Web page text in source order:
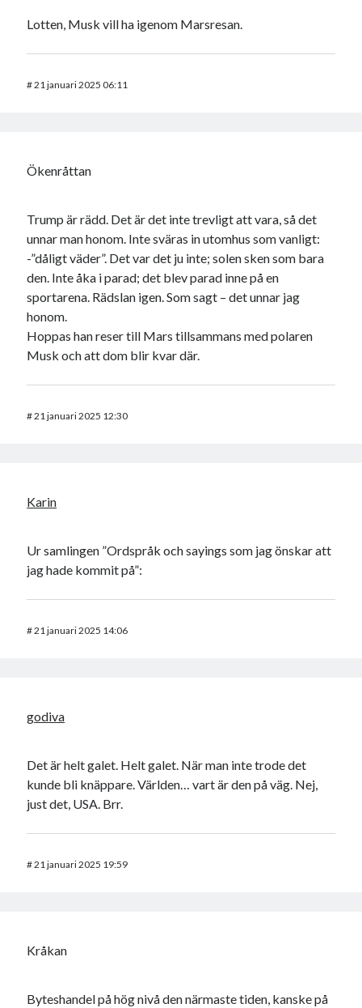
Lotten, Musk vill ha igenom Marsresan.
#21 januari 2025 06:11
Ökenråttan
Trump är rädd. Det är det inte trevligt att vara, så det
unnar man honom. Inte sväras in utomhus som vanligt:
-”dåligt väder”. Det var det ju inte; solen sken som bara
den. Inte åka i parad; det blev parad inne på en
sportarena. Rädslan igen. Som sagt – det unnar jag
honom.
Hoppas han reser till Mars tillsammans med polaren
Musk och att dom blir kvar där.
#21 januari 2025 12:30
Karin
Ur samlingen ”Ordspråk och sayings som jag önskar att
jag hade kommit på”:
#21 januari 2025 14:06
godiva
Det är helt galet. Helt galet. När man inte trode det
kunde bli knäppare. Världen… vart är den på väg. Nej,
just det, USA. Brr.
#21 januari 2025 19:59
Kråkan
Byteshandel på hög nivå den närmaste tiden, kanske på